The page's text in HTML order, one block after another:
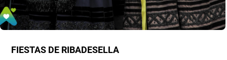
FIESTAS DE RIBADESELLA